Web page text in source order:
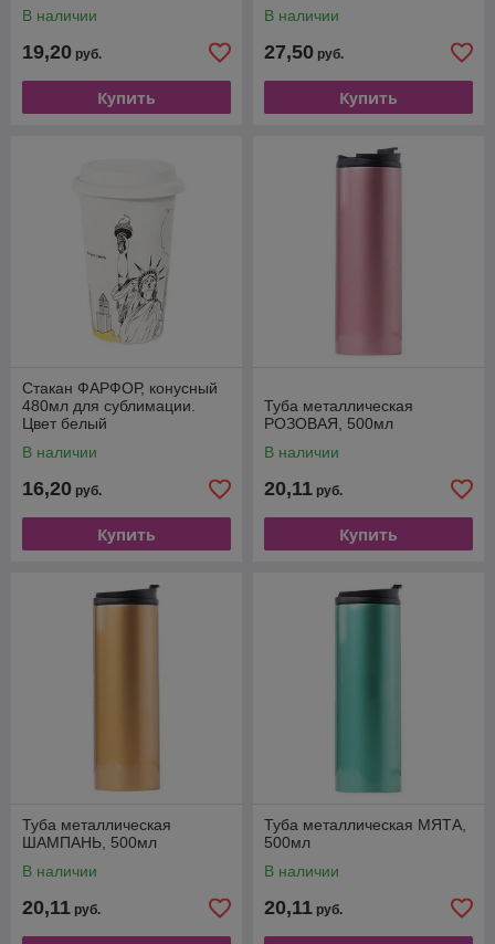
В наличии
19,20 руб.
Купить
В наличии
27,50 руб.
Купить
Стакан ФАРФОР, конусный
480мл для сублимации.
Цвет белый
В наличии
16,20 руб.
Купить
Туба металлическая
РОЗОВАЯ, 500мл
В наличии
20,11 руб.
Купить
Туба металлическая
ШАМПАНЬ, 500мл
В наличии
20,11 руб.
Туба металлическая МЯТА,
500мл
В наличии
20,11 руб.